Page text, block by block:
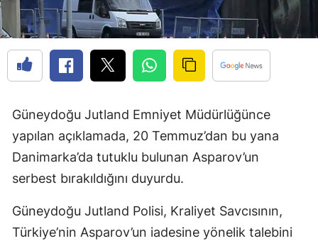
Güneydoğu Jutland Emniyet Müdürlüğünce
yapılan açıklamada, 20 Temmuz’dan bu yana
Danimarka’da tutuklu bulunan Asparov’un
serbest bırakıldığını duyurdu.
Güneydoğu Jutland Polisi, Kraliyet Savcısının,
Türkiye’nin Asparov’un iadesine yönelik talebini